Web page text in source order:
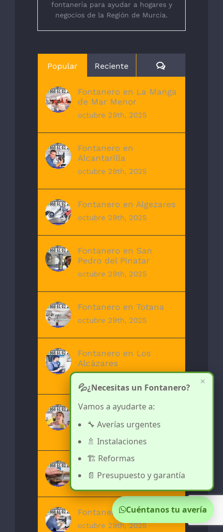
fontanería para ayudar a hogares y
negocios de la Región de Murcia.
Popular Reciente Comentarios
Fontanero en La Manga
de Mar Menor
octubre 29th, 2025
Fontanero en
Alcantarilla
octubre 29th, 2025
Fontanero en Algezares
octubre 29th, 2025
Fontanero en San
Pedro del Pinatar
octubre 29th, 2025
Fontanero en Totana
octubre 29th, 2025
Fontanero en Los
Alcázares
Fontanero en Molina de
Segura
octubre 29th, 2025
Fontanero en Murcia
octubre 29th, 2025
×
💦¿Necesitas un Fontanero?
Vamos a ayudarte a:
🔧 Averías urgentes
🚿 Instalaciones
🏗️ Reformas
📄 Presupuesto y garantía
Cuéntanos tu avería